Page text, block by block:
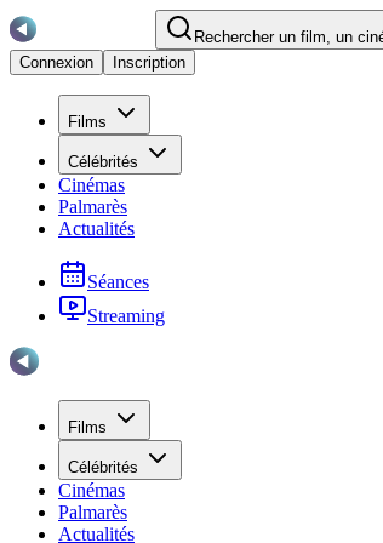
Rechercher un film, un
Connexion
Inscription
Films
Célébrités
Cinémas
Palmarès
Actualités
Séances
Streaming
Films
Célébrités
Cinémas
Palmarès
Actualités